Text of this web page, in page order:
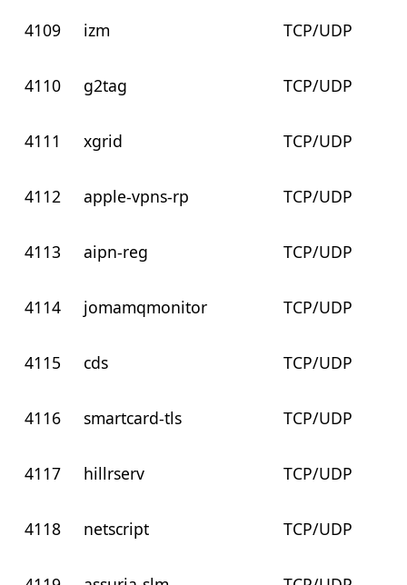
4109 izm TCP/UDP
4110 g2tag TCP/UDP
4111 xgrid TCP/UDP
4112 apple-vpns-rp TCP/UDP
4113 aipn-reg TCP/UDP
4114 jomamqmonitor TCP/UDP
4115 cds TCP/UDP
4116 smartcard-tls TCP/UDP
4117 hillrserv TCP/UDP
4118 netscript TCP/UDP